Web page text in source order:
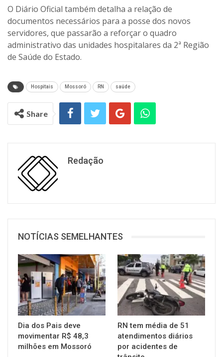
O Diário Oficial também detalha a relação de
documentos necessários para a posse dos novos
servidores, que passarão a reforçar o quadro
administrativo das unidades hospitalares da 2ª Região
de Saúde do Estado.
Hospitais Mossoró RN saúde
Share
Redação
NOTÍCIAS SEMELHANTES
Dia dos Pais deve
movimentar R$ 48,3
milhões em Mossoró
RN tem média de 51
atendimentos diários
por acidentes de